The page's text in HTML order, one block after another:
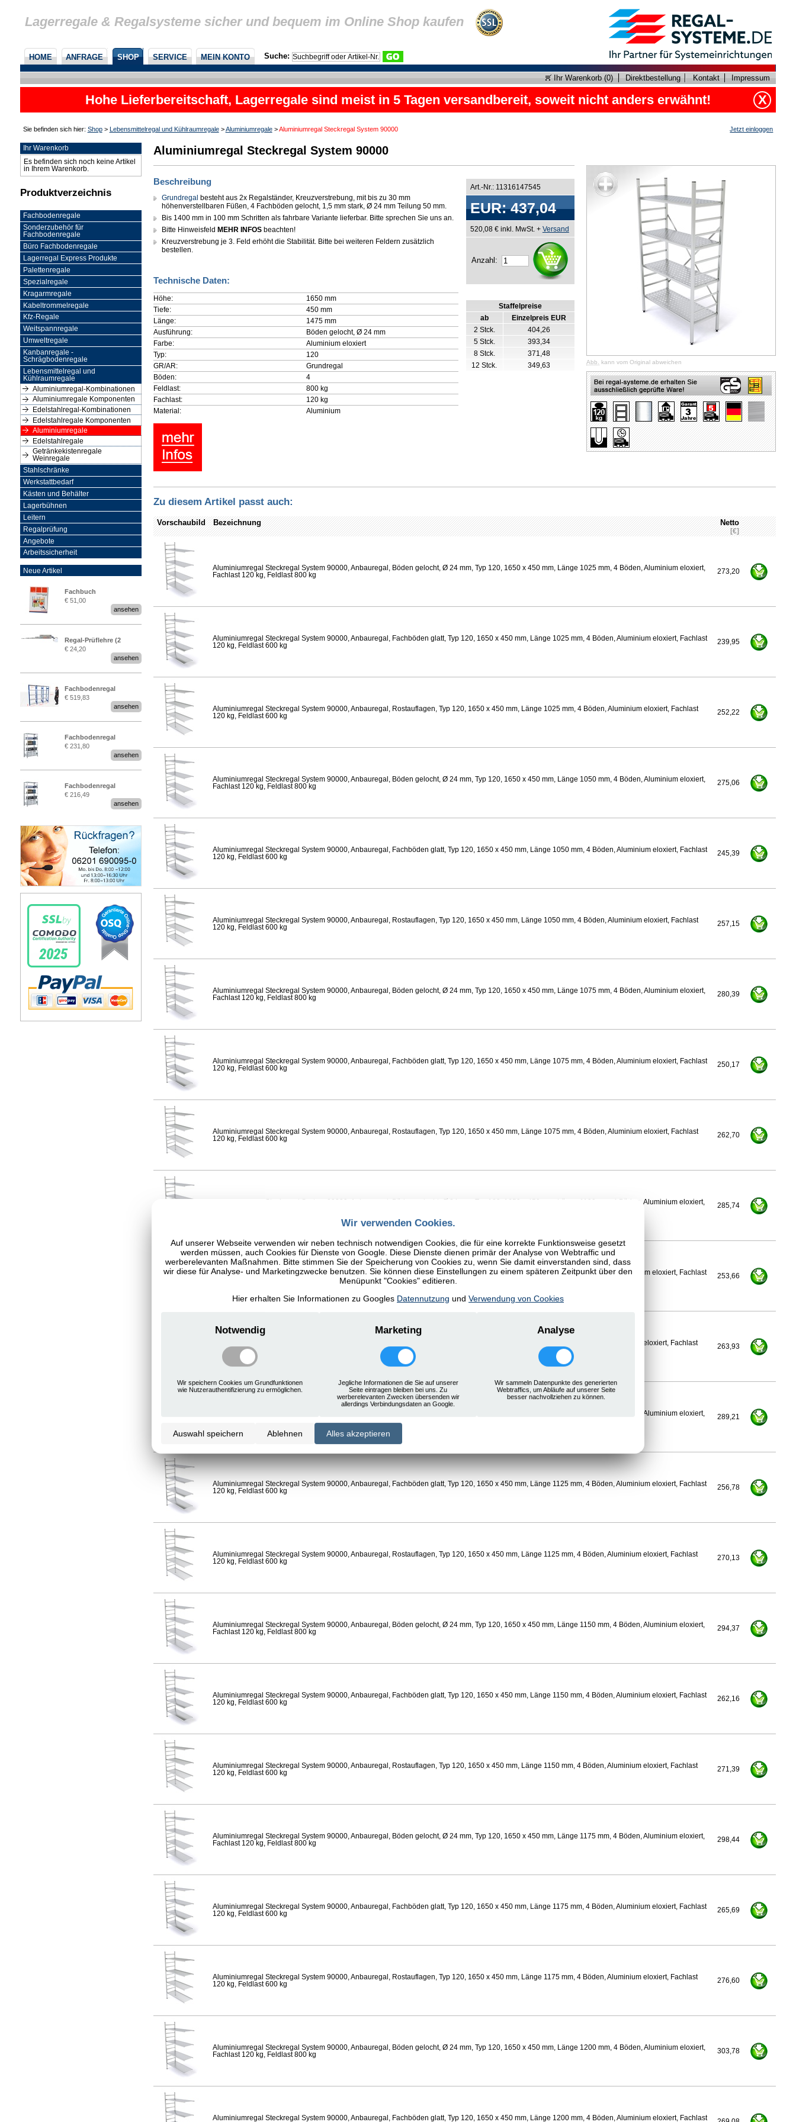
Lagerregale & Regalsysteme sicher und bequem im Online Shop kaufen
HOME ANFRAGE SHOP SERVICE MEIN KONTO Suche:
Ihr Warenkorb (0) Direktbestellung Kontakt Impressum
Hohe Lieferbereitschaft, Lagerregale sind meist in 5 Tagen versandbereit, soweit nicht anders erwähnt! X
Jetzt einloggen
Sie befinden sich hier: Shop> Lebensmittelregal und Kühlraumregale>Aluminiumregale>Aluminiumregal Steckregal System 90000
Ihr Warenkorb
Es befinden sich noch keine Artikel
in Ihrem Warenkorb.
Produktverzeichnis
Fachbodenregale
Sonderzubehör für
Fachbodenregale
Büro Fachbodenregale
Lagerregal Express Produkte
Palettenregale
Spezialregale
Kragarmregale
Kabeltrommelregale
Kfz-Regale
Weitspannregale
Umweltregale
Kanbanregale -
Schrägbodenregale
Lebensmittelregal und
Kühlraumregale
Aluminiumregal-Kombinationen
Aluminiumregale Komponenten
Edelstahlregal-Kombinationen
Edelstahlregale Komponenten
Aluminiumregale
Edelstahlregale
Getränkekistenregale
Weinregale
Stahlschränke
Werkstattbedarf
Kästen und Behälter
Lagerbühnen
Leitern
Regalprüfung
Angebote
Arbeitssicherheit
Neue Artikel
Fachbuch
„Regalprüfung nach DIN
€ 51,00
ansehen
Regal-Prüflehre (2
Stück)
€ 24,20
ansehen
Fachbodenregal
Stecksystem MultiPlus
2,25 Meter breit
€ 519,83
ansehen
Fachbodenregal
Stecksystem MultiPlus
€ 231,80
ansehen
Fachbodenregal
Stecksystem MultiPlus
€ 216,49
ansehen
Aluminiumregal Steckregal System 90000
Abb. kann vom Original abweichen
Art.-Nr.: 11316147545
EUR: 437,04
520,08 € inkl. MwSt. + Versand
Anzahl:
Staffelpreise
ab
Einzelpreis EUR
2 Stck.
404,26
5 Stck.
393,34
8 Stck.
371,48
12 Stck.
349,63
Beschreibung
Grundregal besteht aus 2x Regalständer, Kreuzverstrebung, mit bis zu 30 mm
höhenverstellbaren Füßen, 4 Fachböden gelocht, 1,5 mm stark, Ø 24 mm Teilung 50 mm.
Bis 1400 mm in 100 mm Schritten als fahrbare Variante lieferbar. Bitte sprechen Sie uns an.
Bitte Hinweisfeld MEHR INFOS beachten!
Kreuzverstrebung je 3. Feld erhöht die Stabilität. Bitte bei weiteren Feldern zusätzlich
bestellen.
Technische Daten:
Höhe:
1650 mm
Tiefe:
450 mm
Länge:
1475 mm
Ausführung:
Böden gelocht, Ø 24 mm
Farbe:
Aluminium eloxiert
Typ:
120
GR/AR:
Grundregal
Böden:
4
Feldlast:
800 kg
Fachlast:
120 kg
Material:
Aluminium
Zu diesem Artikel passt auch:
Vorschaubild Bezeichnung Netto
[€]
Aluminiumregal Steckregal System 90000, Anbauregal, Böden gelocht, Ø 24 mm, Typ 120, 1650 x 450 mm, Länge 1025 mm, 4 Böden, Aluminium eloxiert,
Fachlast 120 kg, Feldlast 800 kg
273,20
Aluminiumregal Steckregal System 90000, Anbauregal, Fachböden glatt, Typ 120, 1650 x 450 mm, Länge 1025 mm, 4 Böden, Aluminium eloxiert, Fachlast
120 kg, Feldlast 600 kg
239,95
Aluminiumregal Steckregal System 90000, Anbauregal, Rostauflagen, Typ 120, 1650 x 450 mm, Länge 1025 mm, 4 Böden, Aluminium eloxiert, Fachlast
120 kg, Feldlast 600 kg
252,22
Aluminiumregal Steckregal System 90000, Anbauregal, Böden gelocht, Ø 24 mm, Typ 120, 1650 x 450 mm, Länge 1050 mm, 4 Böden, Aluminium eloxiert,
Fachlast 120 kg, Feldlast 800 kg
275,06
Aluminiumregal Steckregal System 90000, Anbauregal, Fachböden glatt, Typ 120, 1650 x 450 mm, Länge 1050 mm, 4 Böden, Aluminium eloxiert, Fachlast
120 kg, Feldlast 600 kg
245,39
Aluminiumregal Steckregal System 90000, Anbauregal, Rostauflagen, Typ 120, 1650 x 450 mm, Länge 1050 mm, 4 Böden, Aluminium eloxiert, Fachlast
120 kg, Feldlast 600 kg
257,15
Aluminiumregal Steckregal System 90000, Anbauregal, Böden gelocht, Ø 24 mm, Typ 120, 1650 x 450 mm, Länge 1075 mm, 4 Böden, Aluminium eloxiert,
Fachlast 120 kg, Feldlast 800 kg
280,39
Aluminiumregal Steckregal System 90000, Anbauregal, Fachböden glatt, Typ 120, 1650 x 450 mm, Länge 1075 mm, 4 Böden, Aluminium eloxiert, Fachlast
120 kg, Feldlast 600 kg
250,17
Aluminiumregal Steckregal System 90000, Anbauregal, Rostauflagen, Typ 120, 1650 x 450 mm, Länge 1075 mm, 4 Böden, Aluminium eloxiert, Fachlast
120 kg, Feldlast 600 kg
262,70
Aluminiumregal Steckregal System 90000, Anbauregal, Böden gelocht, Ø 24 mm, Typ 120, 1650 x 450 mm, Länge 1100 mm, 4 Böden, Aluminium eloxiert,
285,74
Aluminiumregal Steckregal System 90000, Anbauregal, Fachböden glatt, Typ 120, 1650 x 450 mm, Länge 1100 mm, 4 Böden, Aluminium eloxiert, Fachlast
253,66
Aluminiumregal Steckregal System 90000, Anbauregal, Rostauflagen, Typ 120, 1650 x 450 mm, Länge 1100 mm, 4 Böden, Aluminium eloxiert, Fachlast
120 kg, Feldlast 600 kg
263,93
Aluminiumregal Steckregal System 90000, Anbauregal, Böden gelocht, Ø 24 mm, Typ 120, 1650 x 450 mm, Länge 1125 mm, 4 Böden, Aluminium eloxiert,
289,21
Aluminiumregal Steckregal System 90000, Anbauregal, Fachböden glatt, Typ 120, 1650 x 450 mm, Länge 1125 mm, 4 Böden, Aluminium eloxiert, Fachlast
120 kg, Feldlast 600 kg
256,78
Aluminiumregal Steckregal System 90000, Anbauregal, Rostauflagen, Typ 120, 1650 x 450 mm, Länge 1125 mm, 4 Böden, Aluminium eloxiert, Fachlast
120 kg, Feldlast 600 kg
270,13
Aluminiumregal Steckregal System 90000, Anbauregal, Böden gelocht, Ø 24 mm, Typ 120, 1650 x 450 mm, Länge 1150 mm, 4 Böden, Aluminium eloxiert,
Fachlast 120 kg, Feldlast 800 kg
294,37
Aluminiumregal Steckregal System 90000, Anbauregal, Fachböden glatt, Typ 120, 1650 x 450 mm, Länge 1150 mm, 4 Böden, Aluminium eloxiert, Fachlast
120 kg, Feldlast 600 kg
262,16
Aluminiumregal Steckregal System 90000, Anbauregal, Rostauflagen, Typ 120, 1650 x 450 mm, Länge 1150 mm, 4 Böden, Aluminium eloxiert, Fachlast
120 kg, Feldlast 600 kg
271,39
Aluminiumregal Steckregal System 90000, Anbauregal, Böden gelocht, Ø 24 mm, Typ 120, 1650 x 450 mm, Länge 1175 mm, 4 Böden, Aluminium eloxiert,
Fachlast 120 kg, Feldlast 800 kg
298,44
Aluminiumregal Steckregal System 90000, Anbauregal, Fachböden glatt, Typ 120, 1650 x 450 mm, Länge 1175 mm, 4 Böden, Aluminium eloxiert, Fachlast
120 kg, Feldlast 600 kg
265,69
Aluminiumregal Steckregal System 90000, Anbauregal, Rostauflagen, Typ 120, 1650 x 450 mm, Länge 1175 mm, 4 Böden, Aluminium eloxiert, Fachlast
120 kg, Feldlast 600 kg
276,60
Aluminiumregal Steckregal System 90000, Anbauregal, Böden gelocht, Ø 24 mm, Typ 120, 1650 x 450 mm, Länge 1200 mm, 4 Böden, Aluminium eloxiert,
Fachlast 120 kg, Feldlast 800 kg
303,78
Aluminiumregal Steckregal System 90000, Anbauregal, Fachböden glatt, Typ 120, 1650 x 450 mm, Länge 1200 mm, 4 Böden, Aluminium eloxiert, Fachlast
Wir verwenden Cookies.
Auf unserer Webseite verwenden wir neben technisch notwendigen Cookies, die für eine korrekte Funktionsweise gesetzt
werden müssen, auch Cookies für Dienste von Google. Diese Dienste dienen primär der Analyse von Webtraffic und
werberelevanten Maßnahmen. Bitte stimmen Sie der Speicherung von Cookies zu, wenn Sie damit einverstanden sind, dass
wir diese für Analyse- und Marketingzwecke benutzen. Sie können diese Einstellungen zu einem späteren Zeitpunkt über den
Menüpunkt "Cookies" editieren.
Hier erhalten Sie Informationen zu Googles Datennutzung und Verwendung von Cookies
Notwendig
Wir speichern Cookies um Grundfunktionen
wie Nutzerauthentifizierung zu ermöglichen.
Marketing
Jegliche Informationen die Sie auf unserer
Seite eintragen bleiben bei uns. Zu
werberelevanten Zwecken übersenden wir
allerdings Verbindungsdaten an Google.
Analyse
Wir sammeln Datenpunkte des generierten
Webtraffics, um Abläufe auf unserer Seite
besser nachvollziehen zu können.
Auswahl speichern Ablehnen Alles akzeptieren